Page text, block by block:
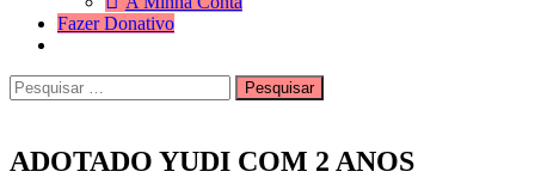
Fazer Donativo
Search
Pesquisar
por:
ADOTADO YUDI COM 2 ANOS